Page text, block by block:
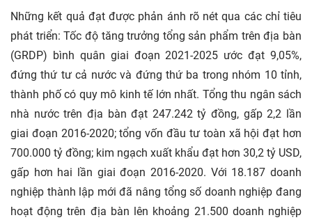
Những kết quả đạt được phản ánh rõ nét qua các chỉ tiêu
phát triển: Tốc độ tăng trưởng tổng sản phẩm trên địa bàn
(GRDP) bình quân giai đoạn 2021-2025 ước đạt 9,05%,
đứng thứ tư cả nước và đứng thứ ba trong nhóm 10 tỉnh,
thành phố có quy mô kinh tế lớn nhất. Tổng thu ngân sách
nhà nước trên địa bàn đạt 247.242 tỷ đồng, gấp 2,2 lần
giai đoạn 2016-2020; tổng vốn đầu tư toàn xã hội đạt hơn
700.000 tỷ đồng; kim ngạch xuất khẩu đạt hơn 30,2 tỷ USD,
gấp hơn hai lần giai đoạn 2016-2020. Với 18.187 doanh
nghiệp thành lập mới đã nâng tổng số doanh nghiệp đang
hoạt động trên địa bàn lên khoảng 21.500 doanh nghiệp